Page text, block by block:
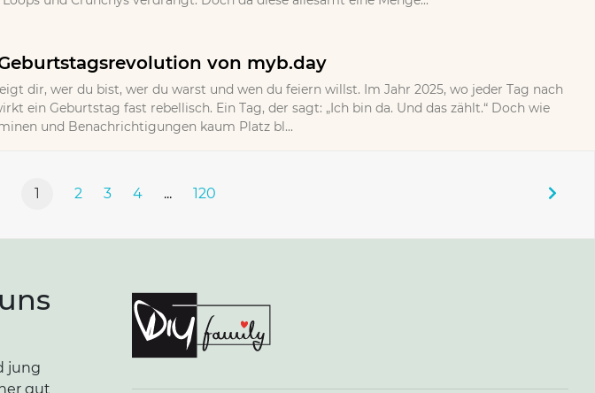
von myb.day
dir, wer du bist, wer du warst und wen du feiern willst. Im Jahr 2025, wo jeder Tag nach
ein Geburtstag fast rebellisch. Ein Tag, der sagt: „Ich bin da. Und das zählt.“ Doch wie
und Benachrichtigungen kaum Platz bl...
1 2 3 4 ... 120
jung
gut